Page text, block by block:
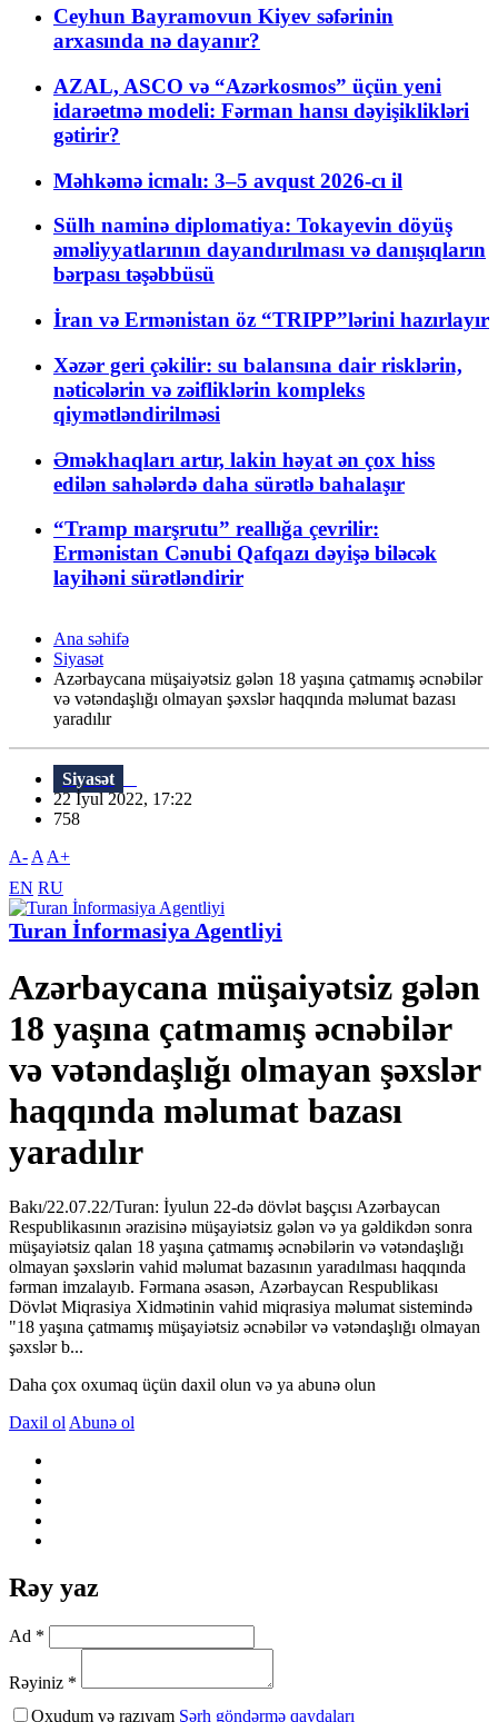
Ceyhun Bayramovun Kiyev səfərinin
arxasında nə dayanır?
AZAL, ASCO və “Azərkosmos” üçün yeni
idarəetmə modeli: Fərman hansı dəyişiklikləri
gətirir?
Məhkəmə icmalı: 3–5 avqust 2026-cı il
Sülh naminə diplomatiya: Tokayevin döyüş
əməliyyatlarının dayandırılması və danışıqların
bərpası təşəbbüsü
İran və Ermənistan öz “TRIPP”lərini hazırlayır
Xəzər geri çəkilir: su balansına dair risklərin,
nəticələrin və zəifliklərin kompleks
qiymətləndirilməsi
Əməkhaqları artır, lakin həyat ən çox hiss
edilən sahələrdə daha sürətlə bahalaşır
“Tramp marşrutu” reallığa çevrilir:
Ermənistan Cənubi Qafqazı dəyişə biləcək
layihəni sürətləndirir
Ana səhifə
Siyasət
Azərbaycana müşaiyətsiz gələn 18 yaşına çatmamış əcnəbilər
və vətəndaşlığı olmayan şəxslər haqqında məlumat bazası
yaradılır
Siyasət
22 İyul 2022, 17:22
758
A- A A+
EN RU
Turan İnformasiya Agentliyi
Azərbaycana müşaiyətsiz gələn
18 yaşına çatmamış əcnəbilər
və vətəndaşlığı olmayan şəxslər
haqqında məlumat bazası
yaradılır
Bakı/22.07.22/Turan: İyulun 22-də dövlət başçısı Azərbaycan
Respublikasının ərazisinə müşayiətsiz gələn və ya gəldikdən sonra
müşayiətsiz qalan 18 yaşına çatmamış əcnəbilərin və vətəndaşlığı
olmayan şəxslərin vahid məlumat bazasının yaradılması haqqında
fərman imzalayıb. Fərmana əsasən, Azərbaycan Respublikası
Dövlət Miqrasiya Xidmətinin vahid miqrasiya məlumat sistemində
"18 yaşına çatmamış müşayiətsiz əcnəbilər və vətəndaşlığı olmayan
şəxslər b...
Daha çox oxumaq üçün daxil olun və ya abunə olun
Daxil ol Abunə ol
Rəy yaz
Ad *
Rəyiniz *
Oxudum və razıyam Şərh göndərmə qaydaları